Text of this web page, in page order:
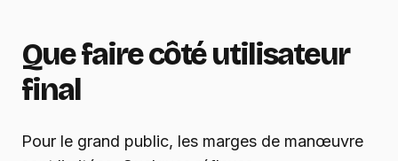
Que faire côté utilisateur
final
Pour le grand public, les marges de manœuvre